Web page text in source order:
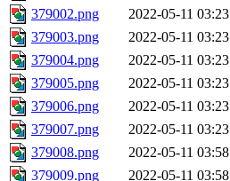
379002.png
2022-05-11 03:23
379003.png
2022-05-11 03:23
379004.png
2022-05-11 03:23
379005.png
2022-05-11 03:23
379006.png
2022-05-11 03:23
379007.png
2022-05-11 03:23
379008.png
2022-05-11 03:58
379009.png
2022-05-11 03:58